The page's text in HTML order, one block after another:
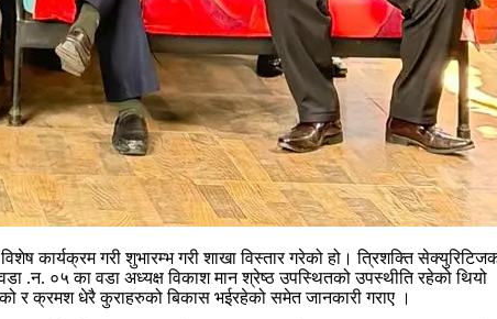
गरी शुभारम्भ गरी शाखा विस्तार गरेको हो। त्रिशक्ति
.न. ०५ का वडा अध्यक्ष विकाश मान श्रेष्ठ उपस्थितको उपस्थीति रहेको
र क्रमश धेरै कुराहरुको बिकास भईरहेको समेत जानकारी गराए ।